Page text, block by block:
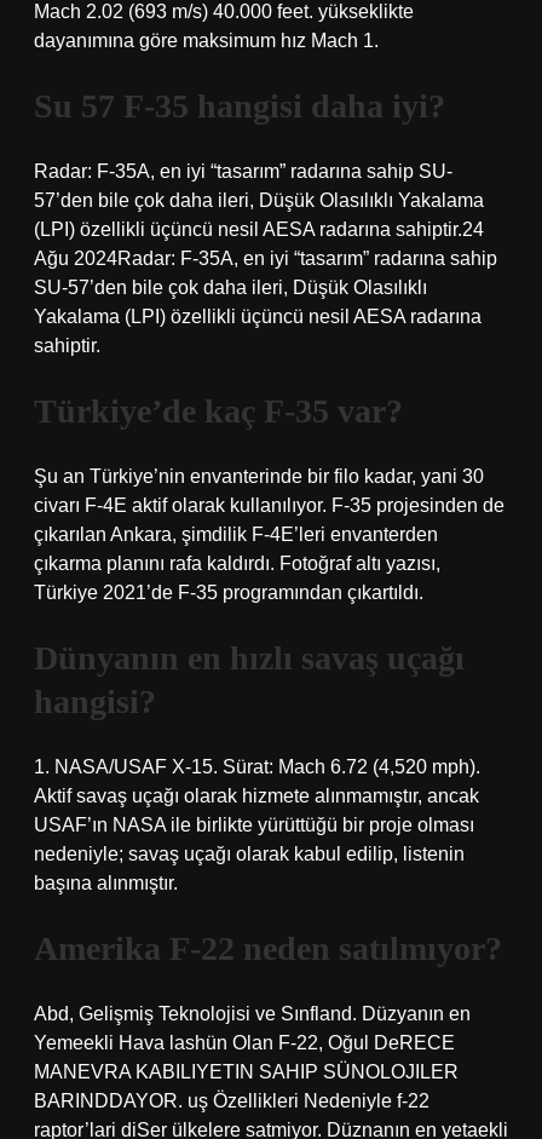
Mach 2.02 (693 m/s) 40.000 feet. yükseklikte
dayanımına göre maksimum hız Mach 1.
Su 57 F-35 hangisi daha iyi?
Radar: F-35A, en iyi “tasarım” radarına sahip SU-
57’den bile çok daha ileri, Düşük Olasılıklı Yakalama
(LPI) özellikli üçüncü nesil AESA radarına sahiptir.24
Ağu 2024Radar: F-35A, en iyi “tasarım” radarına sahip
SU-57’den bile çok daha ileri, Düşük Olasılıklı
Yakalama (LPI) özellikli üçüncü nesil AESA radarına
sahiptir.
Türkiye’de kaç F-35 var?
Şu an Türkiye’nin envanterinde bir filo kadar, yani 30
civarı F-4E aktif olarak kullanılıyor. F-35 projesinden de
çıkarılan Ankara, şimdilik F-4E’leri envanterden
çıkarma planını rafa kaldırdı. Fotoğraf altı yazısı,
Türkiye 2021’de F-35 programından çıkartıldı.
Dünyanın en hızlı savaş uçağı
hangisi?
1. NASA/USAF X-15. Sürat: Mach 6.72 (4,520 mph).
Aktif savaş uçağı olarak hizmete alınmamıştır, ancak
USAF’ın NASA ile birlikte yürüttüğü bir proje olması
nedeniyle; savaş uçağı olarak kabul edilip, listenin
başına alınmıştır.
Amerika F-22 neden satılmıyor?
Abd, Gelişmiş Teknolojisi ve Sınfland. Düzyanın en
Yemeekli Hava lashün Olan F-22, Oğul DeRECE
MANEVRA KABILIYETIN SAHIP SÜNOLOJILER
BARINDDAYOR. uş Özellikleri Nedeniyle f-22
raptor’lari diSer ülkelere satmiyor. Düznanın en yetaekli